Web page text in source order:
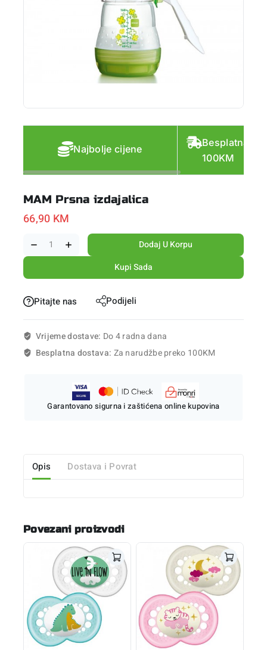
Najbolje cijene
Besplatna
100KM
MAM Prsna izdajalica
66,90 KM
Dodaj U Korpu
Kupi Sada
Pitajte nas Podijeli
Vrijeme dostave: Do 4 radna dana
Besplatna dostava: Za narudžbe preko 100KM
Garantovano sigurna i zaštićena online kupovina
Opis Dostava i Povrat
Povezani proizvodi